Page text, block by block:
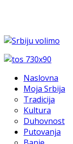
Naslovna
Moja Srbija
Tradicija
Kultura
Duhovnost
Putovanja